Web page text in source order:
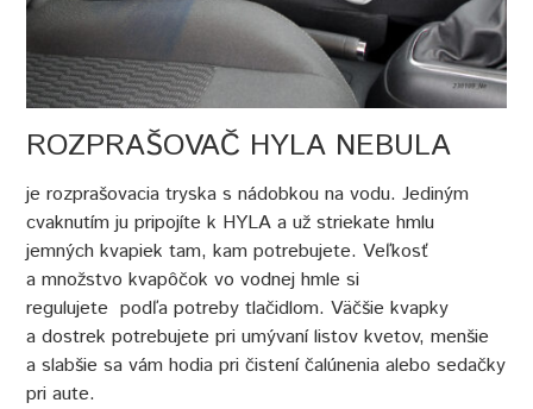
ROZPRAŠOVAČ HYLA NEBULA
je rozprašovacia tryska s nádobkou na vodu. Jediným
cvaknutím ju pripojíte k HYLA a už striekate hmlu
jemných kvapiek tam, kam potrebujete. Veľkosť
a množstvo kvapôčok vo vodnej hmle si
regulujete podľa potreby tlačidlom. Väčšie kvapky
a dostrek potrebujete pri umývaní listov kvetov, menšie
a slabšie sa vám hodia pri čistení čalúnenia alebo sedačky
pri aute.